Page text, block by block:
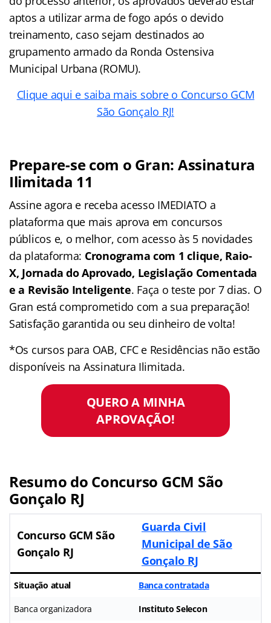
aptos a utilizar arma de fogo após o devido
treinamento, caso sejam destinados ao
grupamento armado da Ronda Ostensiva
Municipal Urbana (ROMU).
Clique aqui e saiba mais sobre o Concurso GCM
São Gonçalo RJ!
Prepare-se com o Gran: Assinatura
Ilimitada 11
Assine agora e receba acesso IMEDIATO a
plataforma que mais aprova em concursos
públicos e, o melhor, com acesso às 5 novidades
da plataforma: Cronograma com 1 clique, Raio-
X, Jornada do Aprovado, Legislação Comentada
e a Revisão Inteligente. Faça o teste por 7 dias. O
Gran está comprometido com a sua preparação!
Satisfação garantida ou seu dinheiro de volta!
*Os cursos para OAB, CFC e Residências não estão
disponíveis na Assinatura Ilimitada.
QUERO A MINHA
APROVAÇÃO!
Resumo do Concurso GCM São
Gonçalo RJ
Concurso GCM São
Gonçalo RJ
Guarda Civil
Municipal de São
Gonçalo RJ
Situação atual Banca contratada
Banca organizadora Instituto Selecon